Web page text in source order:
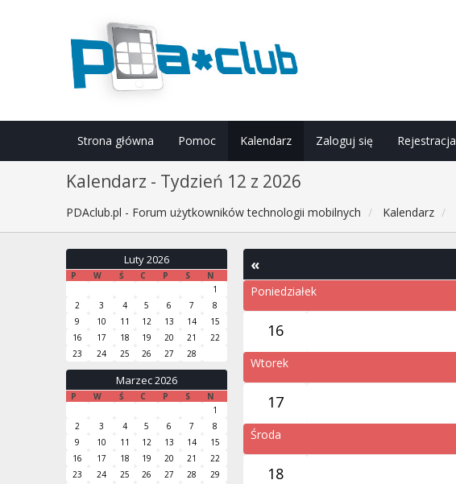
Strona główna Pomoc Kalendarz Zaloguj się Rejestracja
Kalendarz - Tydzień 12 z 2026
PDAclub.pl - Forum użytkowników technologii mobilnych Kalendarz
Luty 2026
P W Ś C P S
N
1
2
3 4 5 6 7
8
9
10 11 12 13 14
15
16
17 18 19 20 21
22
23
24 25 26 27 28
Marzec 2026
P W Ś C P S
N
1
2
3 4 5 6 7
8
9
10 11 12 13 14
15
16
17 18 19 20 21
22
23
24 25 26 27 28
29
«
Poniedziałek
16
Wtorek
17
Środa
18